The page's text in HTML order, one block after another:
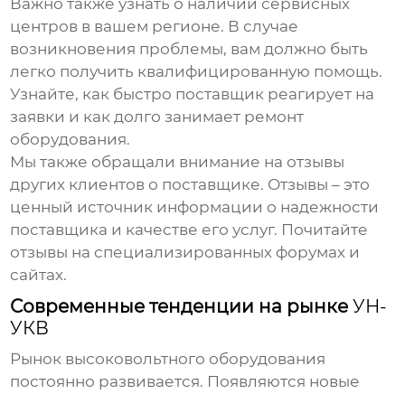
Важно также узнать о наличии сервисных
центров в вашем регионе. В случае
возникновения проблемы, вам должно быть
легко получить квалифицированную помощь.
Узнайте, как быстро поставщик реагирует на
заявки и как долго занимает ремонт
оборудования.
Мы также обращали внимание на отзывы
других клиентов о поставщике. Отзывы – это
ценный источник информации о надежности
поставщика и качестве его услуг. Почитайте
отзывы на специализированных форумах и
сайтах.
Современные тенденции на рынкеУН-
УКВ
Рынок высоковольтного оборудования
постоянно развивается. Появляются новые